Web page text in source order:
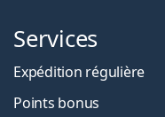
Services
Expédition régulière
Points bonus